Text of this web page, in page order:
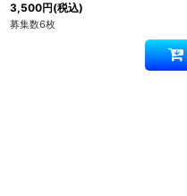
3,500円(税込)
募集数6枚